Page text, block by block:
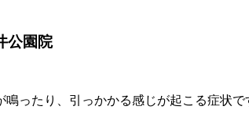
公園院
ったり、引っかかる感じが起こる症状で